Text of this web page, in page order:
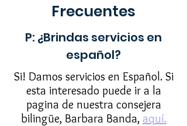
Frecuentes
P: ¿Brindas servicios en
español?
Si! Damos servicios en Español. Si
esta interesado puede ir a la
pagina de nuestra consejera
bilingüe, Barbara Banda, aquí.